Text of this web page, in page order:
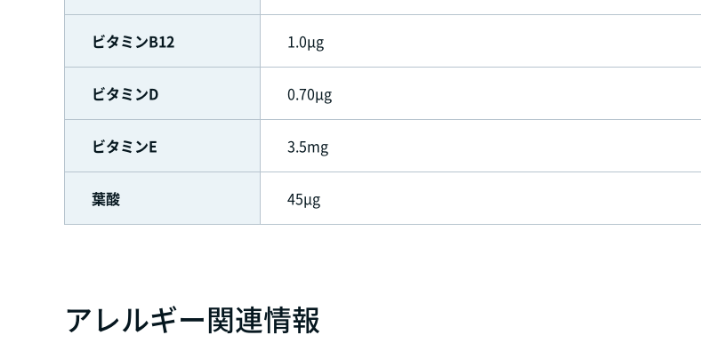
ビタミンB12 1.0μg
ビタミンD 0.70μg
ビタミンE 3.5mg
葉酸 45μg
アレルギー関連情報